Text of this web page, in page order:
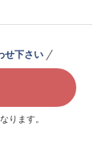
せ下さい
ります。